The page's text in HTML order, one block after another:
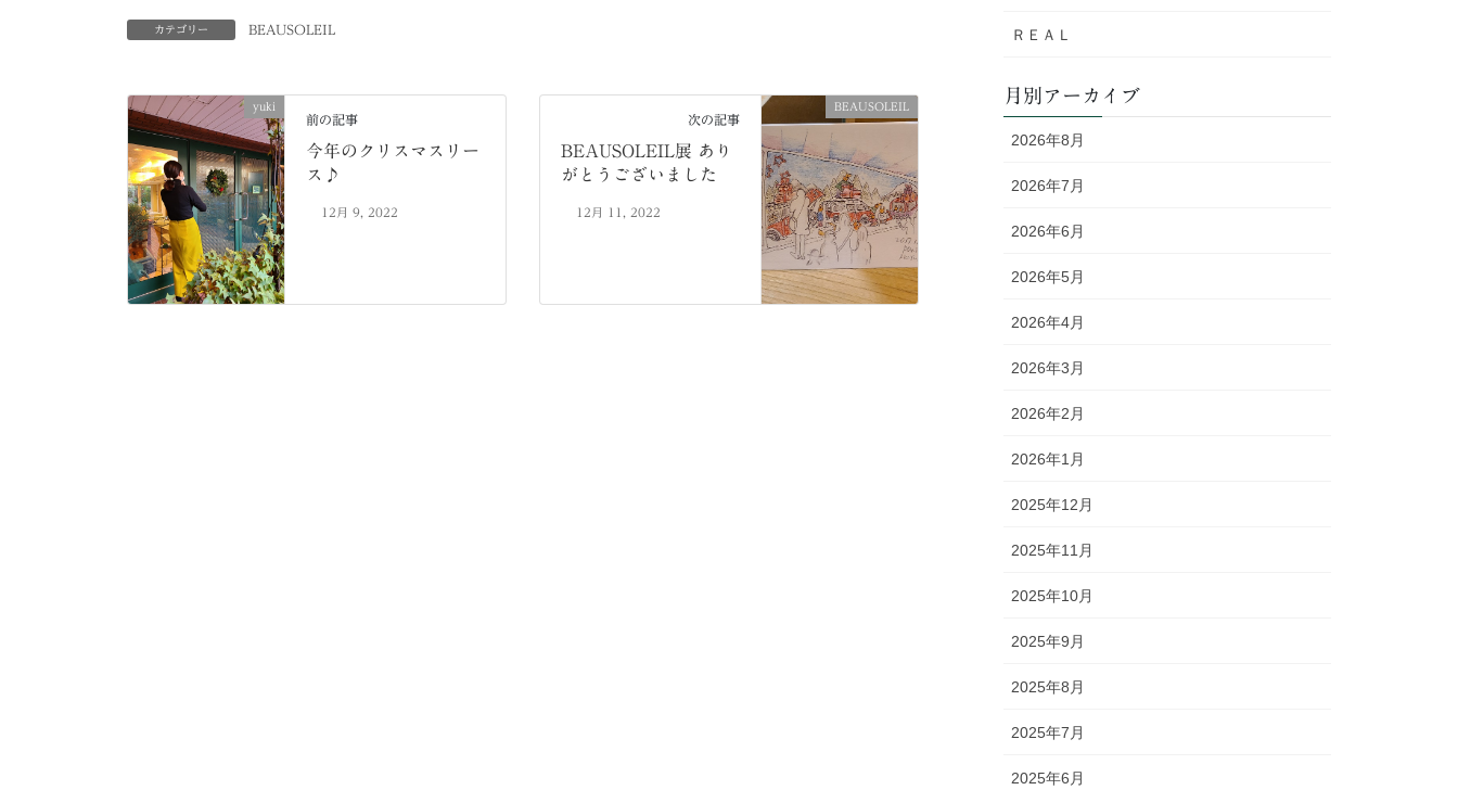
カテゴリー BEAUSOLEIL
yuki
前の記事
今年のクリスマスリー
ス♪
12月 9, 2022
BEAUSOLEIL
次の記事
BEAUSOLEIL展 あり
がとうございました
12月 11, 2022
ＲＥＡＬ
月別アーカイブ
2026年8月
2026年7月
2026年6月
2026年5月
2026年4月
2026年3月
2026年2月
2026年1月
2025年12月
2025年11月
2025年10月
2025年9月
2025年8月
2025年7月
2025年6月